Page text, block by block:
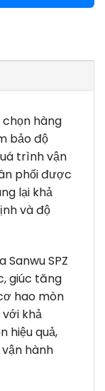
chọn hàng
bảo độ
trình vận
phối được
lại khả
và độ
SPZ
giúc tăng
hao mòn
khả
hiệu quả,
hành